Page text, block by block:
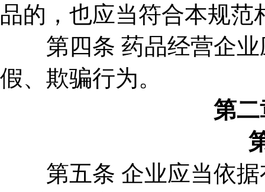
品的，也应当符合本规范
第四条 药品经营企业
假、欺骗行为。
第
第五条 企业应当依据